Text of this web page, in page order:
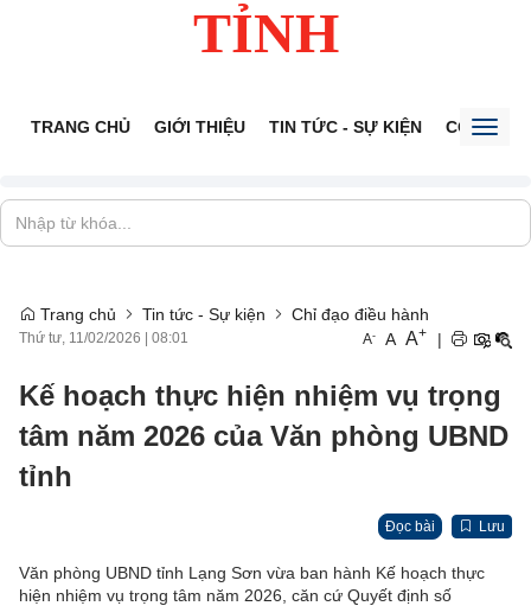
TỈNH
TRANG CHỦ GIỚI THIỆU TIN TỨC - SỰ KIỆN CỔNG
Trang chủ Tin tức - Sự kiện Chỉ đạo điều hành
Thứ tư, 11/02/2026 08:01 A- A A+ |
Kế hoạch thực hiện nhiệm vụ trọng
tâm năm 2026 của Văn phòng UBND
tỉnh
Đọc bài Lưu
Văn phòng UBND tỉnh Lạng Sơn vừa ban hành Kế hoạch thực
hiện nhiệm vụ trọng tâm năm 2026, căn cứ Quyết định số